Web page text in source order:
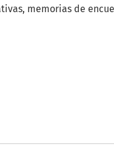
memorias de